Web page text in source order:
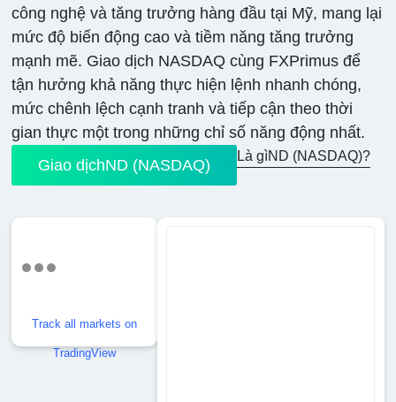
công nghệ và tăng trưởng hàng đầu tại Mỹ, mang lại
mức độ biến động cao và tiềm năng tăng trưởng
mạnh mẽ. Giao dịch NASDAQ cùng FXPrimus để
tận hưởng khả năng thực hiện lệnh nhanh chóng,
mức chênh lệch cạnh tranh và tiếp cận theo thời
gian thực một trong những chỉ số năng động nhất.
Giao dịchND (NASDAQ)
Là gìND (NASDAQ)?
Track all markets on
TradingView